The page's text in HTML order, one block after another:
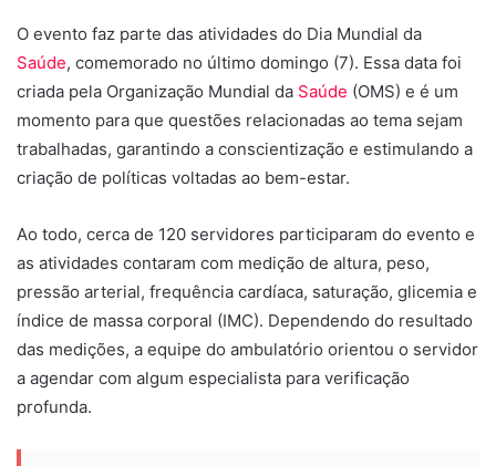
O evento faz parte das atividades do Dia Mundial da
Saúde, comemorado no último domingo (7). Essa data foi
criada pela Organização Mundial da Saúde (OMS) e é um
momento para que questões relacionadas ao tema sejam
trabalhadas, garantindo a conscientização e estimulando a
criação de políticas voltadas ao bem-estar.
Ao todo, cerca de 120 servidores participaram do evento e
as atividades contaram com medição de altura, peso,
pressão arterial, frequência cardíaca, saturação, glicemia e
índice de massa corporal (IMC). Dependendo do resultado
das medições, a equipe do ambulatório orientou o servidor
a agendar com algum especialista para verificação
profunda.